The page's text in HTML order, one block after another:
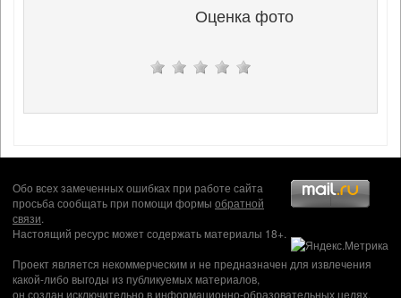
Оценка фото
Обо всех замеченных ошибках при работе сайта
просьба сообщать при помощи формы обратной
связи.
Настоящий ресурс может содержать материалы 18+.
Проект является некоммерческим и не предназначен для извлечения
какой-либо выгоды из публикуемых материалов,
он создан исключительно в информационно-образовательных целях.